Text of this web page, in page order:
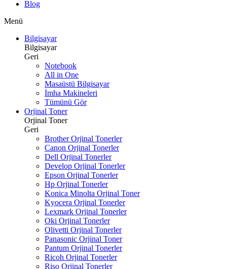
Blog
Menü
Bilgisayar
Bilgisayar
Geri
Notebook
All in One
Masaüstü Bilgisayar
İmha Makineleri
Tümünü Gör
Orjinal Toner
Orjinal Toner
Geri
Brother Orjinal Tonerler
Canon Orjinal Tonerler
Dell Orjinal Tonerler
Develop Orjinal Tonerler
Epson Orjinal Tonerler
Hp Orjinal Tonerler
Konica Minolta Orjinal Toner
Kyocera Orjinal Tonerler
Lexmark Orjinal Tonerler
Oki Orjinal Tonerler
Olivetti Orjinal Tonerler
Panasonic Orjinal Toner
Pantum Orjinal Tonerler
Ricoh Orjinal Tonerler
Riso Orjinal Tonerler